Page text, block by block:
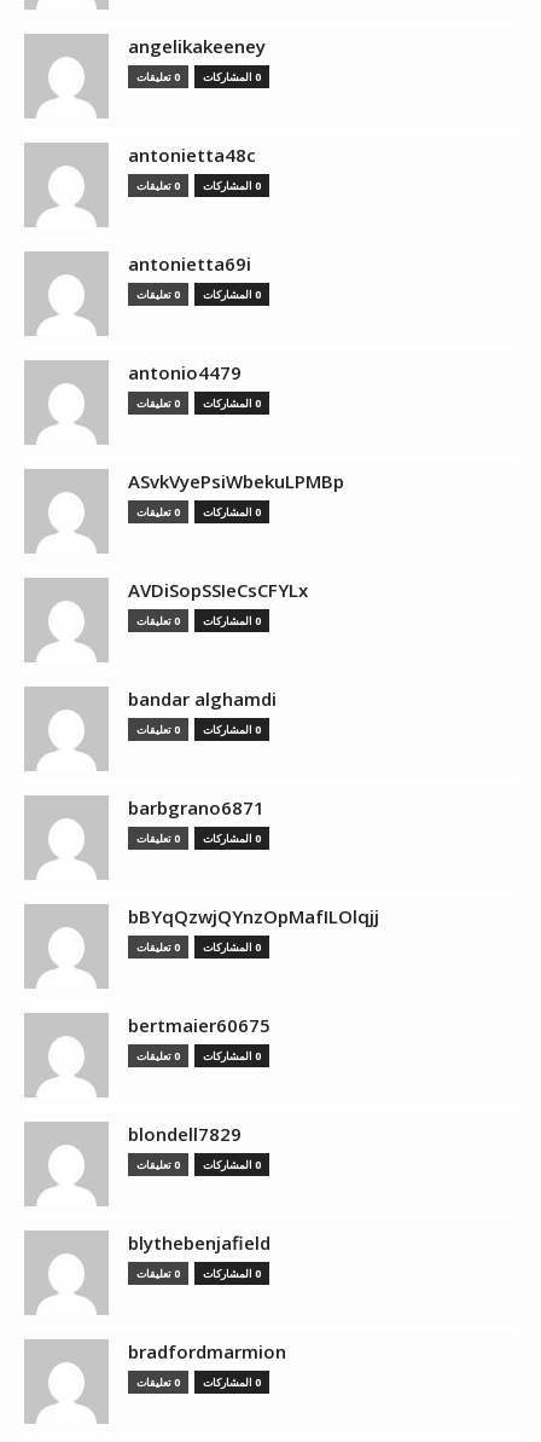
angelikakeeney
0 المشاركات 0 تعليقات
antonietta48c
0 المشاركات 0 تعليقات
antonietta69i
0 المشاركات 0 تعليقات
antonio4479
0 المشاركات 0 تعليقات
ASvkVyePsiWbekuLPMBp
0 المشاركات 0 تعليقات
AVDiSopSSIeCsCFYLx
0 المشاركات 0 تعليقات
bandar alghamdi
0 المشاركات 0 تعليقات
barbgrano6871
0 المشاركات 0 تعليقات
bBYqQzwjQYnzOpMafILOlqjj
0 المشاركات 0 تعليقات
bertmaier60675
0 المشاركات 0 تعليقات
blondell7829
0 المشاركات 0 تعليقات
blythebenjafield
0 المشاركات 0 تعليقات
bradfordmarmion
0 المشاركات 0 تعليقات